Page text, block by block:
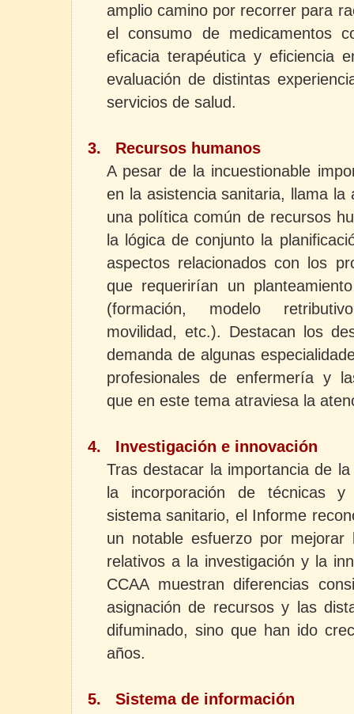
amplio camino por recorrer para
el consumo de medicamentos
eficacia terapéutica y eficiencia
evaluación de distintas
servicios de salud.
3.
Recursos humanos
A pesar de la incuestionable
en la asistencia sanitaria, llama la
una política común de recursos
la lógica de conjunto la
aspectos relacionados con los
que requerirían un
(formación, modelo
movilidad, etc.). Destacan los
demanda de algunas
profesionales de enfermería y
que en este tema atraviesa la
4.
Investigación e innovación
Tras destacar la importancia de
la incorporación de técnicas y
sistema sanitario, el Informe
un notable esfuerzo por mejorar
relativos a la investigación y la
CCAA muestran diferencias
asignación de recursos y las
difuminado, sino que han ido
años.
5.
Sistema de información